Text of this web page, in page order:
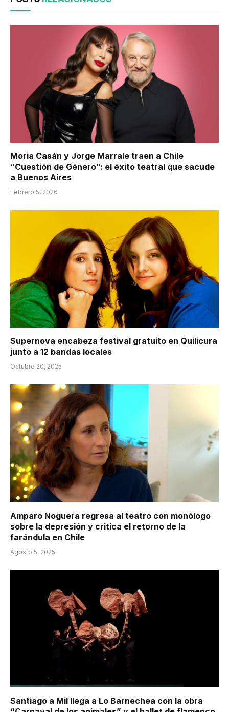
Moria Casán y Jorge Marrale traen a Chile
“Cuestión de Género”: el éxito teatral que sacude
a Buenos Aires
Febrero 5, 2026
Supernova encabeza festival gratuito en Quilicura
junto a 12 bandas locales
Octubre 20, 2025
Amparo Noguera regresa al teatro con monólogo
sobre la depresión y critica el retorno de la
farándula en Chile
Agosto 5, 2025
Santiago a Mil llega a Lo Barnechea con la obra